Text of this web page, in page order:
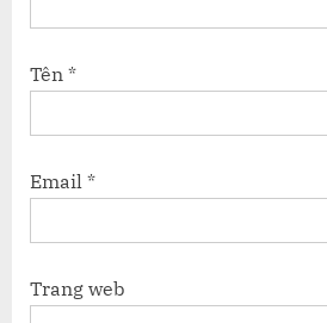
Tên *
Email *
Trang web